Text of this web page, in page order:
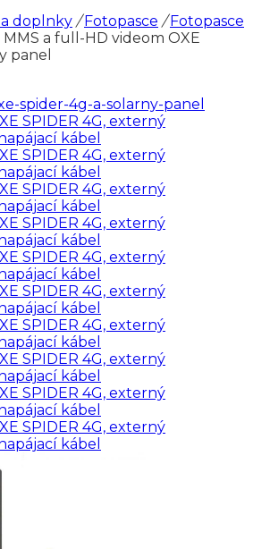
a doplnky / Fotopasce / Fotopasce
a full-HD videom OXE
panel